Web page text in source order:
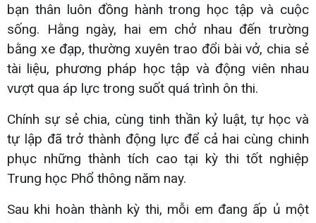
bạn thân luôn đồng hành trong học tập và cuộc
sống. Hằng ngày, hai em chở nhau đến trường
bằng xe đạp, thường xuyên trao đổi bài vở, chia sẻ
tài liệu, phương pháp học tập và động viên nhau
vượt qua áp lực trong suốt quá trình ôn thi.
Chính sự sẻ chia, cùng tinh thần kỷ luật, tự học và
tự lập đã trở thành động lực để cả hai cùng chinh
phục những thành tích cao tại kỳ thi tốt nghiệp
Trung học Phổ thông năm nay.
Sau khi hoàn thành kỳ thi, mỗi em đang ấp ủ một